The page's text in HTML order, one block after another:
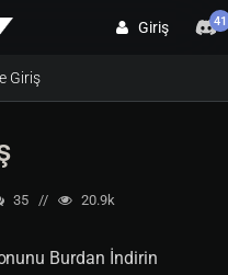
Giriş 41
Giriş
35 20.9k
Burdan İndirin